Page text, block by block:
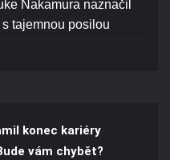
Nakamura naznačil
s tajemnou posilou
konec kariéry
vám chybět?